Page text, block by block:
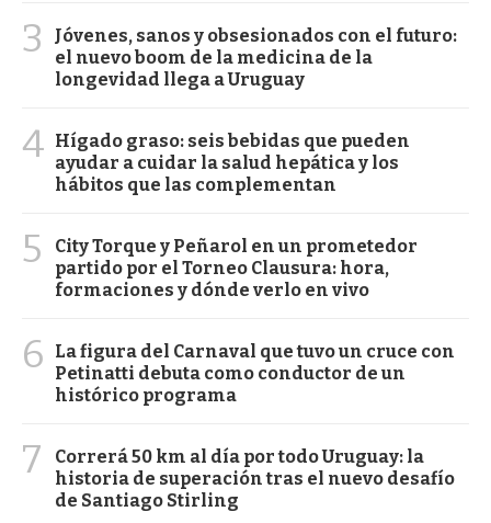
3
Jóvenes, sanos y obsesionados con el futuro:
el nuevo boom de la medicina de la
longevidad llega a Uruguay
4 Hígado graso: seis bebidas que pueden
ayudar a cuidar la salud hepática y los
hábitos que las complementan
5
City Torque y Peñarol en un prometedor
partido por el Torneo Clausura: hora,
formaciones y dónde verlo en vivo
6
La figura del Carnaval que tuvo un cruce con
Petinatti debuta como conductor de un
histórico programa
7
Correrá 50 km al día por todo Uruguay: la
historia de superación tras el nuevo desafío
de Santiago Stirling